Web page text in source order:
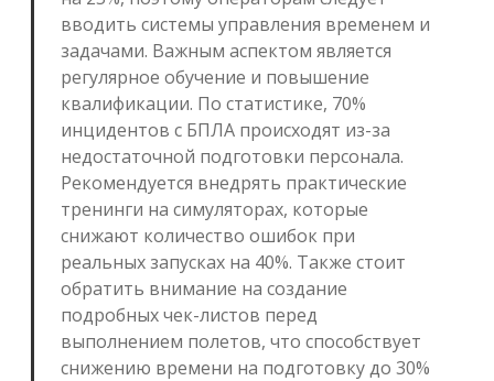
вводить системы управления временем и
задачами. Важным аспектом является
регулярное обучение и повышение
квалификации. По статистике, 70%
инцидентов с БПЛА происходят из-за
недостаточной подготовки персонала.
Рекомендуется внедрять практические
тренинги на симуляторах, которые
снижают количество ошибок при
реальных запусках на 40%. Также стоит
обратить внимание на создание
подробных чек-листов перед
выполнением полетов, что способствует
снижению времени на подготовку до 30%